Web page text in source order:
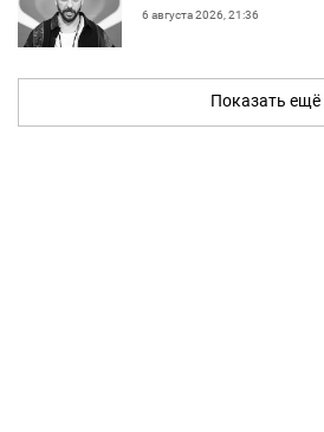
6 августа 2026, 21:36
Показать ещё